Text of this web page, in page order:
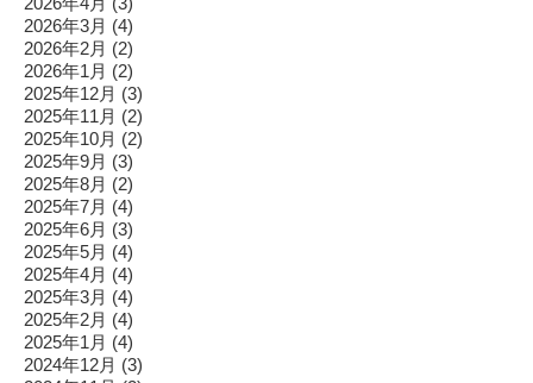
2026年3月 (4)
2026年2月 (2)
2026年1月 (2)
2025年12月 (3)
2025年11月 (2)
2025年10月 (2)
2025年9月 (3)
2025年8月 (2)
2025年7月 (4)
2025年6月 (3)
2025年5月 (4)
2025年4月 (4)
2025年3月 (4)
2025年2月 (4)
2025年1月 (4)
2024年12月 (3)